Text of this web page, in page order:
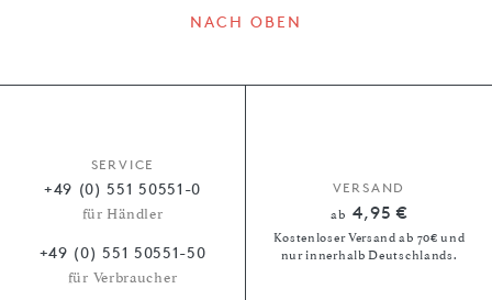
NACH OBEN
SERVICE
+49 (0) 551 50551-0
für Händler
+49 (0) 551 50551-50
für Verbraucher
VERSAND
ab 4,95 €
Kostenloser Versand ab 70€ und
nur innerhalb Deutschlands.